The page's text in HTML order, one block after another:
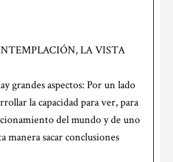
LA VISTA
grandes aspectos: Por un lado
la capacidad para ver, para
del mundo y de uno
manera sacar conclusiones